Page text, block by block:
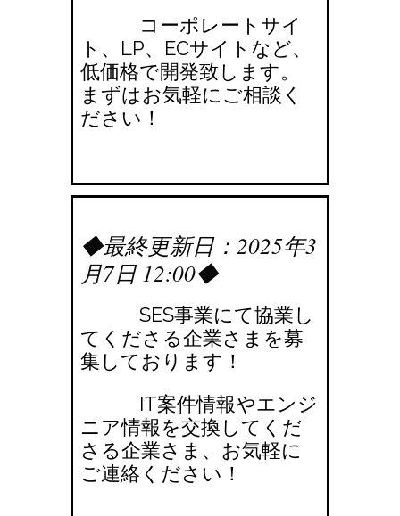
コーポレートサイ
ト、LP、ECサイトなど、
低価格で開発致します。
まずはお気軽にご相談く
ださい！
◆最終更新日：2025年3
月7日 12:00◆
SES事業にて協業し
てくださる企業さまを募
集しております！
IT案件情報やエンジ
ニア情報を交換してくだ
さる企業さま、お気軽に
ご連絡ください！